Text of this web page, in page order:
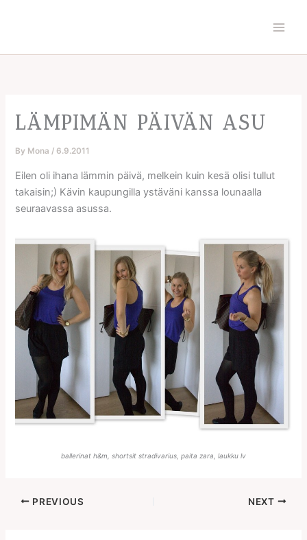
LÄMPIMÄN PÄIVÄN ASU
By Mona / 6.9.2011
Eilen oli ihana lämmin päivä, melkein kuin kesä olisi tullut
takaisin;) Kävin kaupungilla ystäväni kanssa lounaalla
seuraavassa asussa.
ballerinat h&m, shortsit stradivarius, paita zara, laukku lv
PREVIOUS NEXT